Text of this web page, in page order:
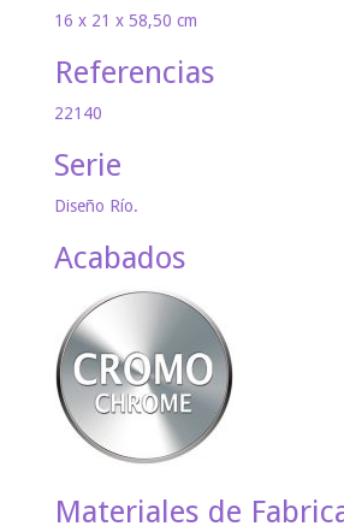
16 x 21 x 58,50 cm
Referencias
22140
Serie
Diseño Río.
Acabados
Materiales de